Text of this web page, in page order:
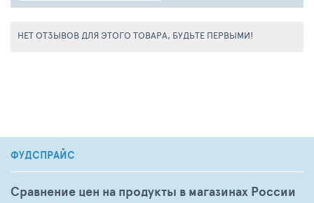
НЕТ ОТЗЫВОВ ДЛЯ ЭТОГО ТОВАРА, БУДЬТЕ ПЕРВЫМИ!
ФУДСПРАЙС
Сравнение цен на продукты в магазинах России